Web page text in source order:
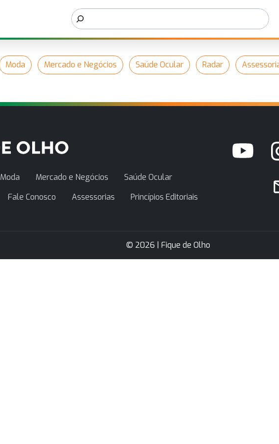
Moda Mercado e Negócios Saúde Ocular Radar
Moda Mercado e Negócios
Saúde Ocular
Fale Conosco Assessorias Princípios Editoriais
© 2026 | Fique de Olho